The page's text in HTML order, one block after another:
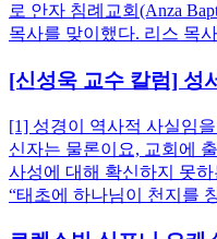
로 안자 침례교회(Anza
목사를 맞이했다. 리스 목
[신성욱 교수 칼럼] 성
[1] 성경이 역사적 사실임
신자는 물론이요, 교회에
사성에 대해 확신하지 못
“태초에 하나님이 천지를